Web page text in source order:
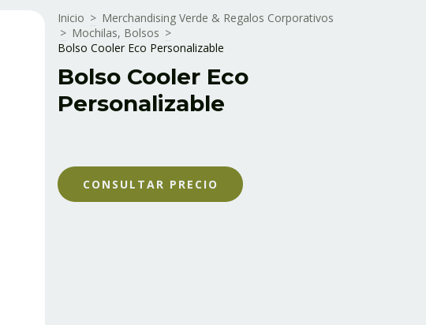
Inicio > Merchandising Verde & Regalos Corporativos
> Mochilas, Bolsos >
Bolso Cooler Eco Personalizable
Bolso Cooler Eco
Personalizable